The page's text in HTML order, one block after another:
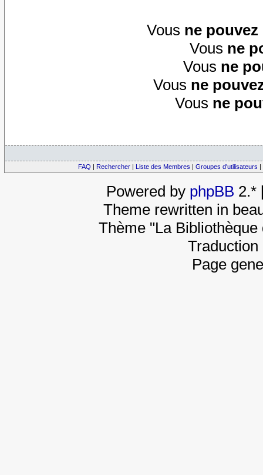
Vous ne pouvez
Vous ne
Vous ne
Vous ne
Vous ne
FAQ | Rechercher | Liste des Membres | Groupes d'utilisateurs |
Powered by phpBB 2.*
Theme rewritten in
Thème "La
Page